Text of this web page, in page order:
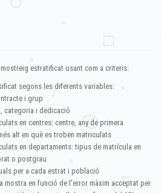
estratificat usant com a criteris:
segons les diferents variables:
i grup
categoria i dedicació
en centres: centre, any de primera
alt en què es troben matriculats
en departaments: tipus de matrícula en
o postgrau
per a cada estrat i població
mostra en funció de l'error màxim acceptat per